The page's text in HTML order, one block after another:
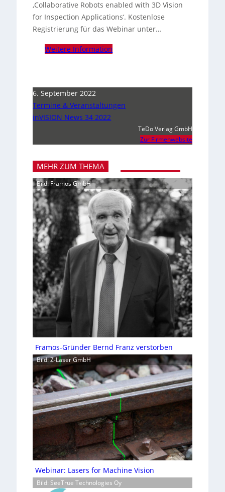
‚Collaborative Robots enabled with 3D Vision
for Inspection Applications‘. Kostenlose
Registrierung für das Webinar unter…
Weitere Information
6. September 2022
Termine & Veranstaltungen
inVISION News 34 2022
TeDo Verlag GmbH
Zur Firmenwebsite
MEHR ZUM THEMA
Bild: Framos GmbH
Framos-Gründer Bernd Franz verstorben
Bild: Z-Laser GmbH
Webinar: Lasers for Machine Vision
Bild: SeeTrue Technologies Oy